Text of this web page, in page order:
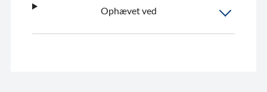
Ophævet ved